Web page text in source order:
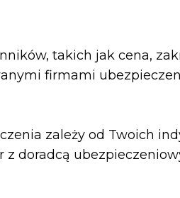
takich jak cena,
firmami
zależy od Twoich
z doradcą